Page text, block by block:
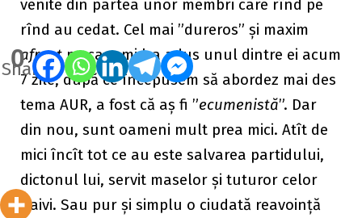
venite din partea unor membri care rînd pe
rînd au cedat. Cel mai ”dureros” și maxim
afrontpe care mi l-a adus unul dintre ei acum
7 zile, după ce începusem să abordez mai des
tema AUR, a fost că aș fi ”ecumenistă”. Dar
din nou, sunt oameni mult prea mici. Atît de
mici încît tot ce au este salvarea partidului,
dictonul lui, servit maselor și tuturor celor
naivi. Sau pur și simplu o ciudată reavoință
0
Shares